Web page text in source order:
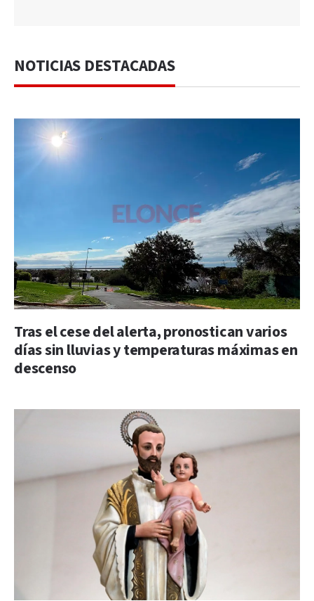
NOTICIAS DESTACADAS
Tras el cese del alerta, pronostican varios
días sin lluvias y temperaturas máximas en
descenso